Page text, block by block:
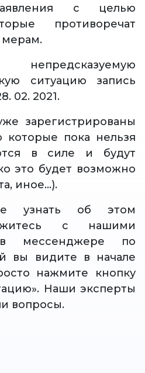
с целью
противоречат
мерам.
ситуацию запись
02. 2021.
зарегистрированы
которые пока нельзя
в силе и будут
это будет возможно
иное…).
узнать об этом
с нашими
в мессенджере по
вы видите в начале
нажмите кнопку
Наши эксперты
вопросы.